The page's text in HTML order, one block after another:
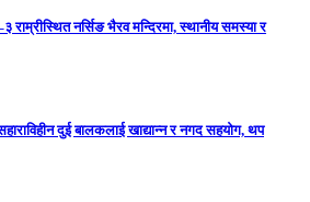
नर्सिङ भैरव मन्दिरमा, स्थानीय समस्या र
दुई बालकलाई खाद्यान्न र नगद सहयोग, थप